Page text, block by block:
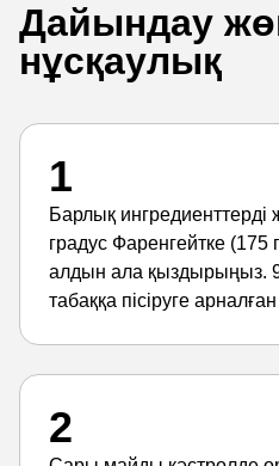
Дайындау
нұсқаулық
1
Барлық
градус Фаренгейтке (175
алдын ала қыздырыңыз.
табаққа пісіруге
2